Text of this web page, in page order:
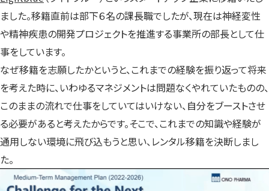
ました。移籍直前は部下６名の課長職でしたが、現在は神経変性
や精神疾患の開発プロジェクトを推進する事業所の部長として仕
事をしています。
なぜ移籍を志願したかというと、これまでの経験を振り返って将来
を考えた時に、いわゆるマネジメントは問題なくやれていたものの、
このままの流れで仕事をしていてはいけない、自分をブーストさせ
る必要があると考えたからです。そこで、これまでの知識や経験が
通用しない環境に飛び込もうと思い、レンタル移籍を決断しまし
た。